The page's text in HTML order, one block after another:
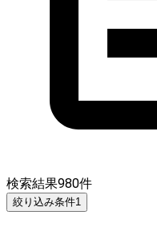
検索結果980件
絞り込み条件1